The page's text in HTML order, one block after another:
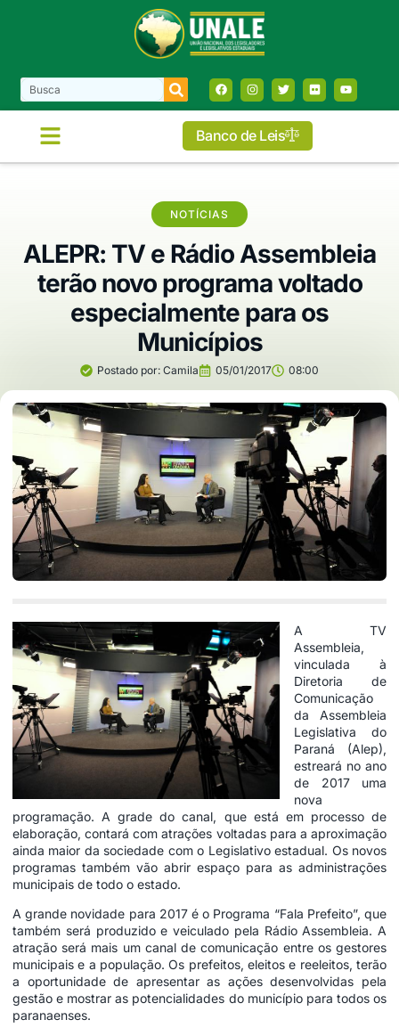
Banco de Leis
NOTÍCIAS
ALEPR: TV e Rádio Assembleia
terão novo programa voltado
especialmente para os
Municípios
Postado por: Camila 05/01/2017 08:00
A TV
Assembleia,
vinculada à
Diretoria de
Comunicação
da Assembleia
Legislativa do
Paraná (Alep),
estreará no ano
de 2017 uma
nova
programação. A grade do canal, que está em processo de
elaboração, contará com atrações voltadas para a aproximação
ainda maior da sociedade com o Legislativo estadual. Os novos
programas também vão abrir espaço para as administrações
municipais de todo o estado.
A grande novidade para 2017 é o Programa “Fala Prefeito”, que
também será produzido e veiculado pela Rádio Assembleia. A
atração será mais um canal de comunicação entre os gestores
municipais e a população. Os prefeitos, eleitos e reeleitos, terão
a oportunidade de apresentar as ações desenvolvidas pela
gestão e mostrar as potencialidades do município para todos os
paranaenses.